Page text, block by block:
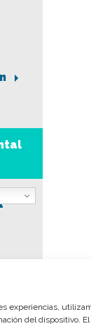
experiencias,
del dispositivo.